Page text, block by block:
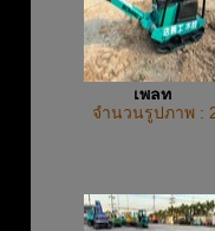
เพลท
จำนวนรูปภาพ :